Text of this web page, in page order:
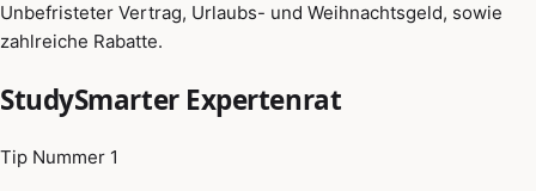
Unbefristeter Vertrag, Urlaubs- und Weihnachtsgeld, sowie
zahlreiche Rabatte.
StudySmarter Expertenrat
Tip Nummer 1